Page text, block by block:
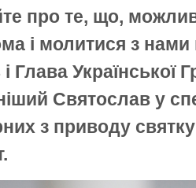
про те, що,
і молитися з
Глава Української
Святослав у
з приводу